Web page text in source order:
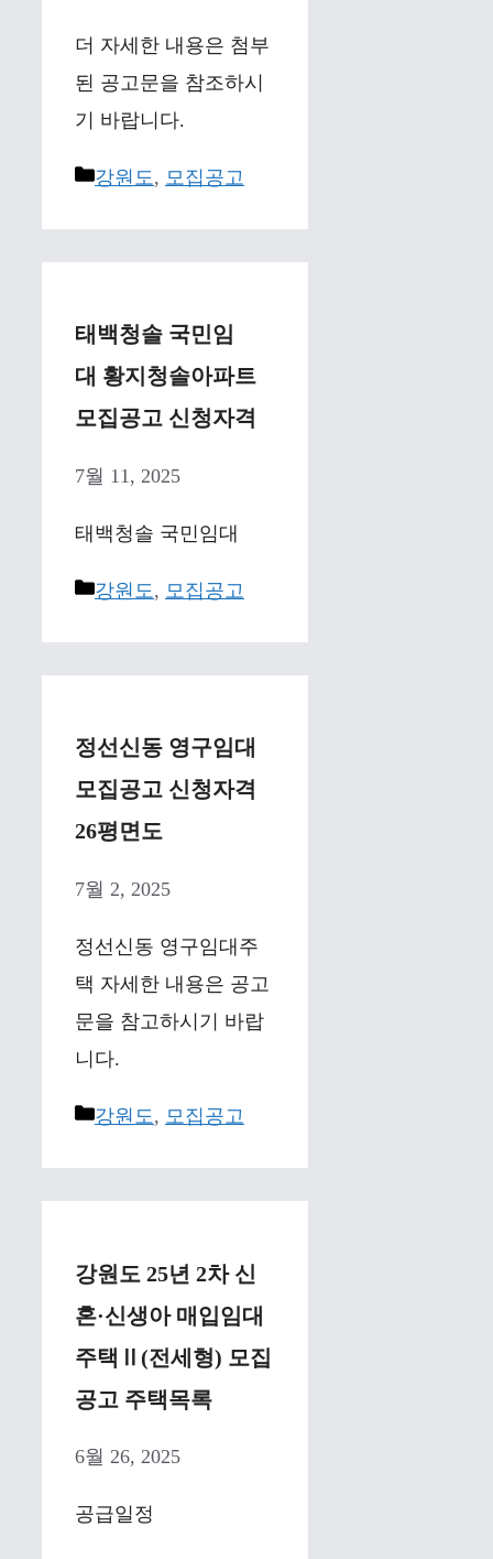
더 자세한 내용은 첨부
된 공고문을 참조하시
기 바랍니다.
Categories
강원도 , 모집공고
태백청솔 국민임
대 황지청솔아파트
모집공고 신청자격
7월 11, 2025
태백청솔 국민임대
Categories
강원도 , 모집공고
정선신동 영구임대
모집공고 신청자격
26평면도
7월 2, 2025
정선신동 영구임대주
택 자세한 내용은 공고
문을 참고하시기 바랍
니다.
Categories
강원도 , 모집공고
강원도 25년 2차 신
혼·신생아 매입임대
주택Ⅱ(전세형) 모집
공고 주택목록
6월 26, 2025
공급일정